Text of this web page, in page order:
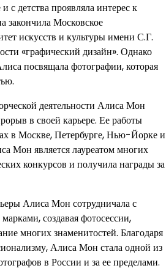
с детства проявляла интерес к
закончила Московское
искусств и культуры имени С.Г.
«графический дизайн». Однако
посвящала фотографии, которая
деятельности Алиса Мон
в своей карьере. Ее работы
в Москве, Петербурге, Нью-Йорке и
Мон является лауреатом многих
конкурсов и получила награды за
Алиса Мон сотрудничала с
создавая фотосессии,
многих знаменитостей. Благодаря
Алиса Мон стала одной из
в России и за ее пределами.